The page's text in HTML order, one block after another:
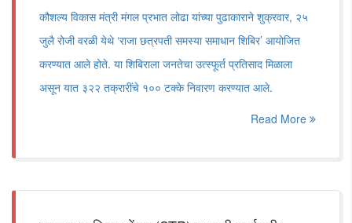
कौशल्य विकास मंत्री मंगल प्रभात लोढा यांच्या पुढाकाराने शुक्रवार, २५
जुलै रोजी वरळी येथे ‘राजा छत्रपती समस्या समाधान शिबिर’ आयोजित
करण्यात आले होते. या शिबिराला जनतेचा उत्स्फूर्त प्रतिसाद मिळाला
असून यात ३२२ तक्रारींचे १०० टक्के निवारण करण्यात आले.
Read More